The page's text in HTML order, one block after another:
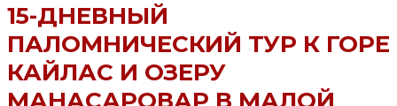
15-ДНЕВНЫЙ
ПАЛОМНИЧЕСКИЙ ТУР К ГОРЕ
КАЙЛАС И ОЗЕРУ